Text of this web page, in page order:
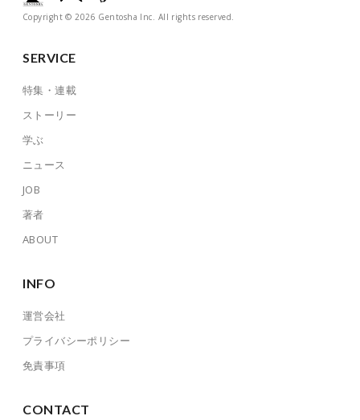
Copyright © 2026 Gentosha Inc. All rights reserved.
SERVICE
特集・連載
ストーリー
学ぶ
ニュース
JOB
著者
ABOUT
INFO
運営会社
プライバシーポリシー
免責事項
CONTACT